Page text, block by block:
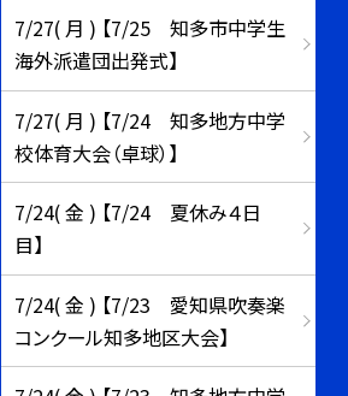
7/27( 月 ) 【7/25 知多市中学生
海外派遣団出発式】
7/27( 月 ) 【7/24 知多地方中学
校体育大会（卓球）】
7/24( 金 ) 【7/24 夏休み４日
目】
7/24( 金 ) 【7/23 愛知県吹奏楽
コンクール知多地区大会】